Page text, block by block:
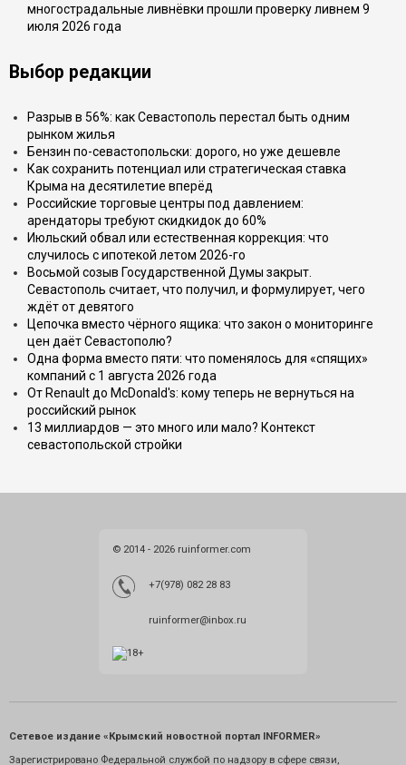
многострадальные ливнёвки прошли проверку ливнем 9
июля 2026 года
Выбор редакции
Разрыв в 56%: как Севастополь перестал быть одним
рынком жилья
Бензин по-севастопольски: дорого, но уже дешевле
Как сохранить потенциал или стратегическая ставка
Крыма на десятилетие вперёд
Российские торговые центры под давлением:
арендаторы требуют скидкидок до 60%
Июльский обвал или естественная коррекция: что
случилось с ипотекой летом 2026-го
Восьмой созыв Государственной Думы закрыт.
Севастополь считает, что получил, и формулирует, чего
ждёт от девятого
Цепочка вместо чёрного ящика: что закон о мониторинге
цен даёт Севастополю?
Одна форма вместо пяти: что поменялось для «спящих»
компаний с 1 августа 2026 года
От Renault до McDonald's: кому теперь не вернуться на
российский рынок
13 миллиардов — это много или мало? Контекст
севастопольской стройки
© 2014 - 2026 ruinformer.com
+7(978) 082 28 83
ruinformer@inbox.ru
Сетевое издание «Крымский новостной портал INFORMER»
Зарегистрировано Федеральной службой по надзору в сфере связи,